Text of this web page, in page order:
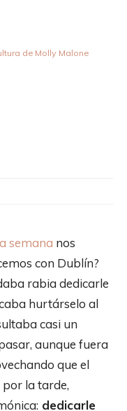
de Molly Malone
semana nos
con Dublín?
rabia dedicarle
hurtárselo al
casi un
aunque fuera
que el
por la tarde,
dedicarle